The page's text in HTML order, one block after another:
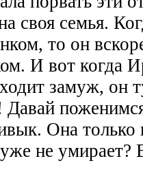
своя семья.
то он
И вот когда
замуж, он
Она только
не умирает?